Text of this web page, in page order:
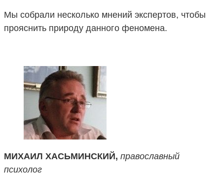
Мы собрали несколько мнений экспертов, чтобы
прояснить природу данного феномена.
МИХАИЛ ХАСЬМИНСКИЙ, православный
психолог